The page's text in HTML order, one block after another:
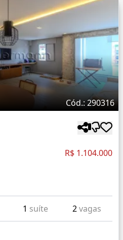
Cód.: 290316
R$ 1.104.000
1 suíte 2vagas